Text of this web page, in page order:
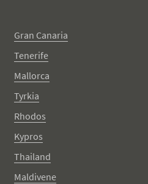
Gran Canaria
Tenerife
Mallorca
Tyrkia
Rhodos
Kypros
Thailand
Maldivene